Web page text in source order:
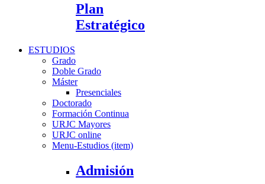
Plan
Estratégico
ESTUDIOS
Grado
Doble Grado
Máster
Presenciales
Doctorado
Formación Continua
URJC Mayores
URJC online
Menu-Estudios (item)
Admisión